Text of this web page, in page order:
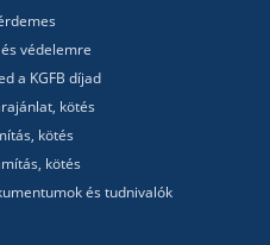
védelemre
a KGFB díjad
kötés
kötés
kötés
és tudnivalók